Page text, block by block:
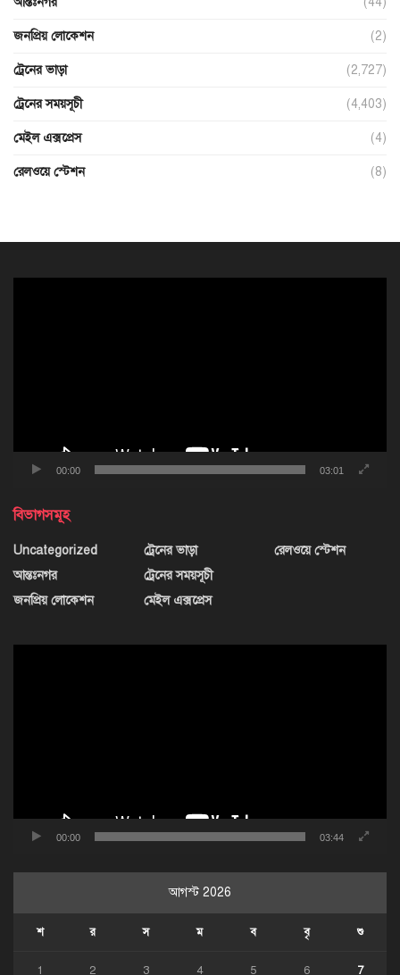
জনপ্রিয় লোকেশন (2)
ট্রেনের ভাড়া (2,727)
ট্রেনের সময়সূচী (4,403)
মেইল এক্সপ্রেস (4)
রেলওয়ে স্টেশন (8)
00:00 03:01
বিভাগসমূহ
Uncategorized
আন্তঃনগর
জনপ্রিয় লোকেশন
ট্রেনের ভাড়া
ট্রেনের সময়সূচী
মেইল এক্সপ্রেস
রেলওয়ে স্টেশন
00:00 03:44
আগস্ট 2026
শ র স ম ব বৃ শু
1 2 3 4 5 6 7